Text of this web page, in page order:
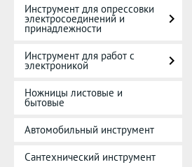
Инструмент для опрессовки
электросоединений и
принадлежности
Инструмент для работ с
электроникой
Ножницы листовые и
бытовые
Автомобильный инструмент
Сантехнический инструмент